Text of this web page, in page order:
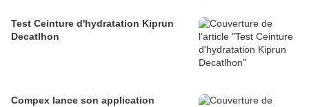
Test Ceinture d'hydratation Kiprun
Decatlhon
Compex lance son application